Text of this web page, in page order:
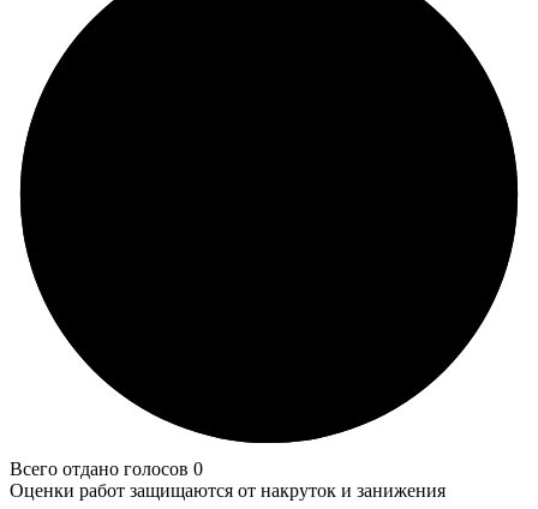
Всего отдано голосов 0
Оценки работ защищаются от накруток и занижения